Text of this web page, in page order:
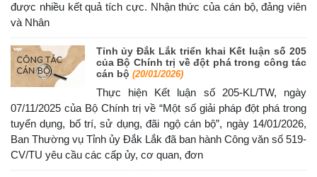
được nhiều kết quả tích cực. Nhận thức của cán bộ, đảng viên
và Nhân
Tỉnh ủy Đắk Lắk triển khai Kết luận số 205
của Bộ Chính trị về đột phá trong công tác
cán bộ (20/01/2026)
Thực hiện Kết luận số 205-KL/TW, ngày
07/11/2025 của Bộ Chính trị về “Một số giải pháp đột phá trong
tuyển dụng, bố trí, sử dụng, đãi ngộ cán bộ”, ngày 14/01/2026,
Ban Thường vụ Tỉnh ủy Đắk Lắk đã ban hành Công văn số 519-
CV/TU yêu cầu các cấp ủy, cơ quan, đơn